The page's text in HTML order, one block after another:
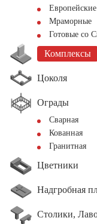
Европейские
Мраморные
Готовые со
Комплексы
Цоколя
Ограды
Сварная
Кованная
Гранитная
Цветники
Надгробная
Столики,